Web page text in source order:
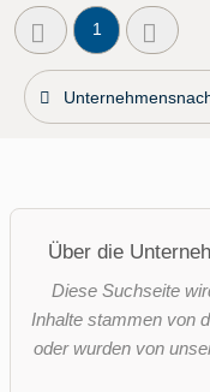
1
Über die
Diese Suchseite
Inhalte stammen von
oder wurden von